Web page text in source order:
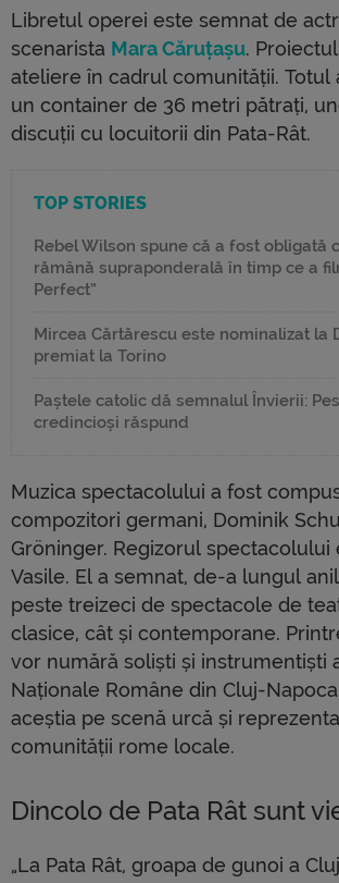
Libretul operei este semnat de
scenarista Mara Căruțașu.
ateliere în cadrul comunității. Totul
un container de 36 metri pătrați,
discuții cu locuitorii din Pata-Rât.
TOP STORIES
Rebel Wilson spune că a fost obligată
rămână supraponderală în timp ce a
Perfect”
Mircea Cărtărescu este nominalizat la
premiat la Torino
Paștele catolic dă semnalul Învierii:
credincioși răspund
Muzica spectacolului a fost
compozitori germani, Dominik
Gröninger. Regizorul spectacolului
Vasile. El a semnat, de-a lungul
peste treizeci de spectacole de
clasice, cât și contemporane.
vor numără soliști și instrumentiști
Naționale Române din Cluj-
aceștia pe scenă urcă și
comunității rome locale.
Dincolo de Pata Rât sunt
„La Pata Rât, groapa de gunoi a